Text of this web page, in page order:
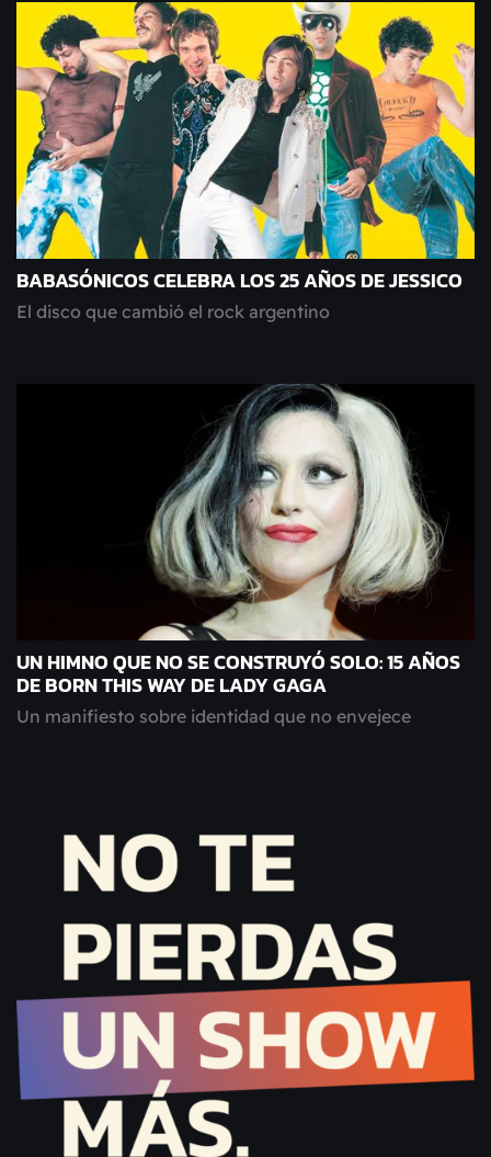
BABASÓNICOS CELEBRA LOS 25 AÑOS DE JESSICO
El disco que cambió el rock argentino
UN HIMNO QUE NO SE CONSTRUYÓ SOLO: 15 AÑOS
DE BORN THIS WAY DE LADY GAGA
Un manifiesto sobre identidad que no envejece